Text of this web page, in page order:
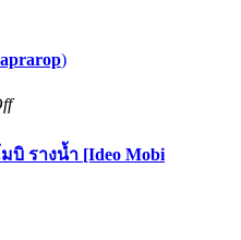
)
บิ รางน้ำ [Ideo Mobi